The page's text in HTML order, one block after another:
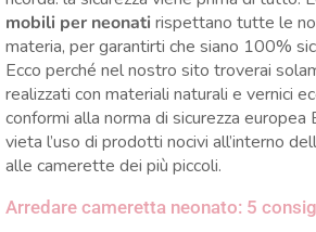
mobili per neonatirispettano tutte le
materia, per garantirti che siano 100%
Ecco perché nel nostro sito troverai
realizzati con materiali naturali e vernici
conformi alla norma di sicurezza
vieta l’uso di prodotti nocivi all’interno
alle camerette dei più piccoli.
Arredare cameretta neonato: 5